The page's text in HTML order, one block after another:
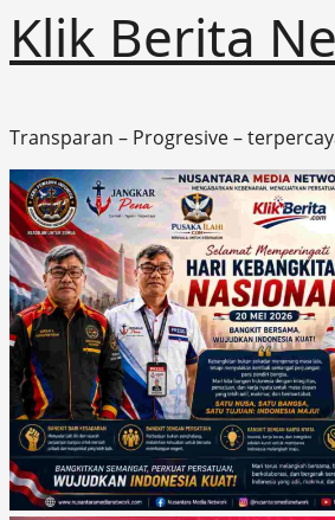
Klik Berita
Transparan – Progresive –